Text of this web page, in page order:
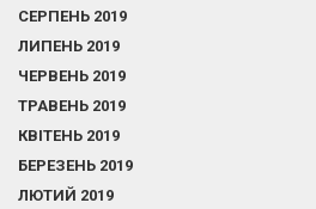
СЕРПЕНЬ 2019
ЛИПЕНЬ 2019
ЧЕРВЕНЬ 2019
ТРАВЕНЬ 2019
КВІТЕНЬ 2019
БЕРЕЗЕНЬ 2019
ЛЮТИЙ 2019